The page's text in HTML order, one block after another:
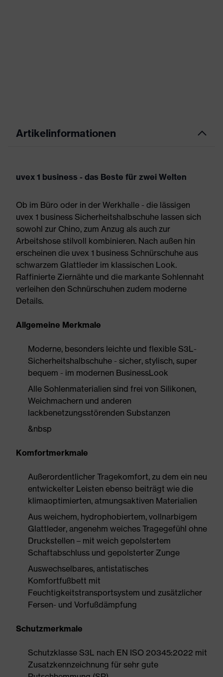
Artikelinformationen
uvex 1 business - das Beste für zwei Welten
Ob im Büro oder in der Werkhalle - die lässigen
uvex 1 business Sicherheitshalbschuhe lassen sich
sowohl zur Chino, zum Anzug als auch zur
Arbeitshose stilvoll kombinieren. Nach außen hin
erscheinen die uvex 1 business Schnürschuhe aus
schwarzem Glattleder im klassischen Look.
Raffinierte Ziernähte und die markante Sohlennaht
verleihen den Schnürschuhen zudem moderne
Details.
Allgemeine Merkmale
Moderne, besonders leichte und flexible S3L-
Sicherheitshalbschuhe - sicher, stylisch, super
bequem - im modernen BusinessLook
Alle Sohlenmaterialien sind frei von Silikonen,
Weichmachern und anderen
lackbenetzungsstörenden Substanzen
&nbsp
Komfortmerkmale
Außerordentlicher Tragekomfort, zu dem ein neu
entwickelter Leisten ebenso beiträgt wie die
klimaoptimierten, atmungsaktiven Materialien
Aus weichem, hydrophobiertem, vollnarbigem
Glattleder, angenehm weiches Tragegefühl ohne
Druckstellen – mit weich gepolstertem
Schaftabschluss und gepolsterter Zunge
Auswechselbares, antistatisches
Komfortfußbett mit
Feuchtigkeitstransportsystem und zusätzlicher
Fersen- und Vorfußdämpfung
Schutzmerkmale
Schutzklasse S3L nach EN ISO 20345:2022 mit
Zusatzkennzeichnung für sehr gute